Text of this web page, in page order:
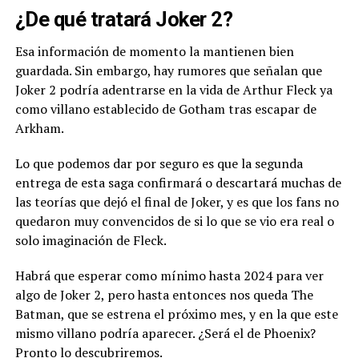
¿De qué tratará Joker 2?
Esa información de momento la mantienen bien
guardada. Sin embargo, hay rumores que señalan que
Joker 2 podría adentrarse en la vida de Arthur Fleck ya
como villano establecido de Gotham tras escapar de
Arkham.
Lo que podemos dar por seguro es que la segunda
entrega de esta saga confirmará o descartará muchas de
las teorías que dejó el final de Joker, y es que los fans no
quedaron muy convencidos de si lo que se vio era real o
solo imaginación de Fleck.
Habrá que esperar como mínimo hasta 2024 para ver
algo de Joker 2, pero hasta entonces nos queda The
Batman, que se estrena el próximo mes, y en la que este
mismo villano podría aparecer. ¿Será el de Phoenix?
Pronto lo descubriremos.